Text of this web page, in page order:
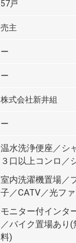
57戸
売主
ー
ー
株式会社新井組
ー
温水洗浄便座／シ
３口以上コンロ／
室内洗濯機置場／
子／CATV／光フ
モニター付インタ
／バイク置場あり
料)